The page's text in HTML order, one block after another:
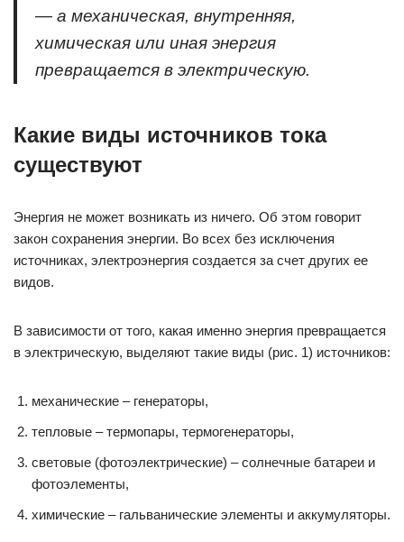
— а механическая, внутренняя,
химическая или иная энергия
превращается в электрическую.
Какие виды источников тока
существуют
Энергия не может возникать из ничего. Об этом говорит
закон сохранения энергии. Во всех без исключения
источниках, электроэнергия создается за счет других ее
видов.
В зависимости от того, какая именно энергия превращается
в электрическую, выделяют такие виды (рис. 1) источников:
механические – генераторы,
тепловые – термопары, термогенераторы,
световые (фотоэлектрические) – солнечные батареи и
фотоэлементы,
химические – гальванические элементы и аккумуляторы.